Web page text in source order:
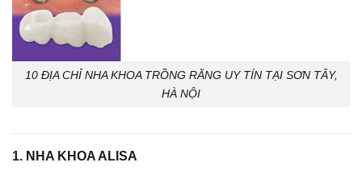
10 ĐỊA CHỈ NHA KHOA TRỒNG RĂNG UY TÍN TẠI SƠN TÂY,
HÀ NỘI
1. NHA KHOA ALISA